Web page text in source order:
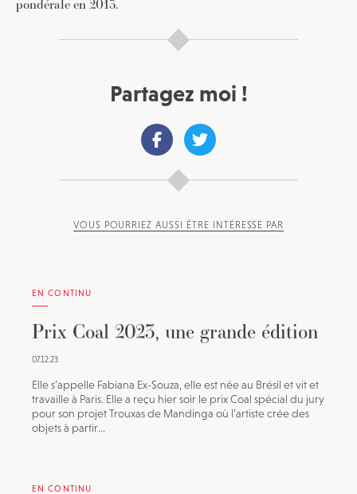
pondérale en 2013.
Partagez moi !
VOUS POURRIEZ AUSSI ÊTRE INTÉRESSÉ PAR
EN CONTINU
Prix Coal 2023, une grande édition
07.12.23
Elle s’appelle Fabiana Ex-Souza, elle est née au Brésil et vit et
travaille à Paris. Elle a reçu hier soir le prix Coal spécial du jury
pour son projet Trouxas de Mandinga où l’artiste crée des
objets à partir...
EN CONTINU